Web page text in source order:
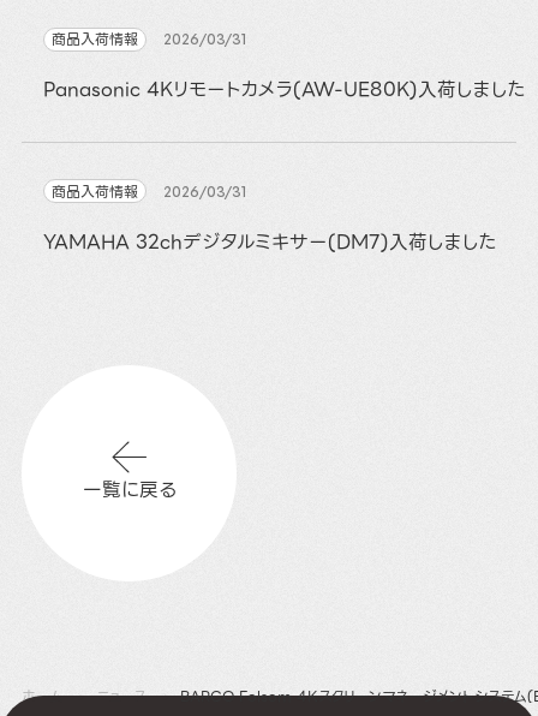
ホーム ニュース BARCO Folsom 4Kスクリーンマネージメントシステ
商品入荷情報 2026/03/31
Panasonic 4Kリモートカメラ(AW-UE80K)入荷しました
商品入荷情報 2026/03/31
YAMAHA 32chデジタルミキサー(DM7)入荷しました
一覧に戻る